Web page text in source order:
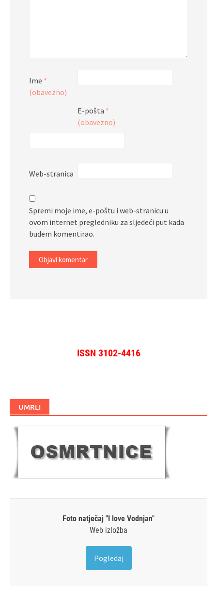
Ime *
(obavezno)
E-pošta *
(obavezno)
Web-stranica
Spremi moje ime, e-poštu i web-stranicu u
ovom internet pregledniku za sljedeći put kada
budem komentirao.
ISSN 3102-4416
UMRLI
Foto natječaj "I love Vodnjan"
Web izložba
Pogledaj